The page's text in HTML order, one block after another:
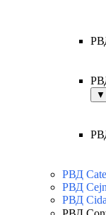
▼
РВД
РВД Cejn
РВД